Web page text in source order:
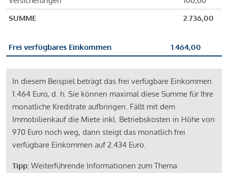
SUMME
2.736,00
Frei verfügbares Einkommen 1.464,00
In diesem Beispiel beträgt das frei verfügbare Einkommen
1.464 Euro, d. h. Sie können maximal diese Summe für Ihre
monatliche Kreditrate aufbringen. Fällt mit dem
Immobilienkauf die Miete inkl. Betriebskosten in Höhe von
970 Euro noch weg, dann steigt das monatlich frei
verfügbare Einkommen auf 2.434 Euro.
Tipp: Weiterführende Informationen zum Thema